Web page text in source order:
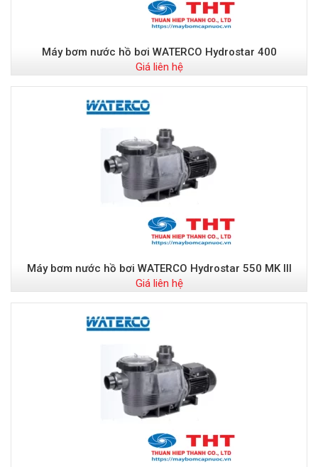
Máy bơm nước hồ bơi WATERCO Hydrostar 400
Giá liên hệ
Máy bơm nước hồ bơi WATERCO Hydrostar 550 MK III
Giá liên hệ